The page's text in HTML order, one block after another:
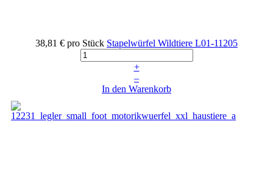
38,81 € pro Stück Stapelwürfel Wildtiere L01-11205
+
–
In den Warenkorb